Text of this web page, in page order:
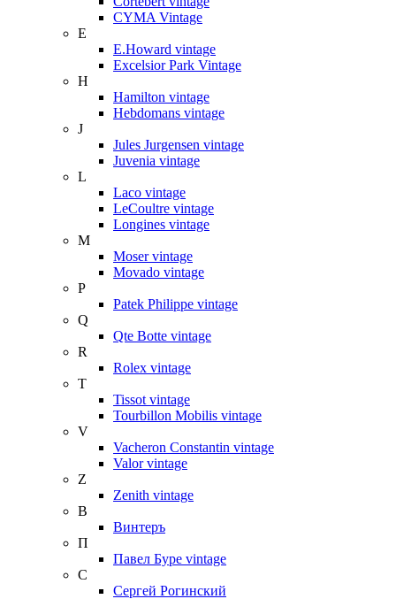
CYMA Vintage
E
E.Howard vintage
Excelsior Park Vintage
H
Hamilton vintage
Hebdomans vintage
J
Jules Jurgensen vintage
Juvenia vintage
L
Laco vintage
LeCoultre vintage
Longines vintage
M
Moser vintage
Movado vintage
P
Patek Philippe vintage
Q
Qte Botte vintage
R
Rolex vintage
T
Tissot vintage
Tourbillon Mobilis vintage
V
Vacheron Constantin vintage
Valor vintage
Z
Zenith vintage
В
Винтеръ
П
Павел Буре vintage
С
Сергей Рогинский